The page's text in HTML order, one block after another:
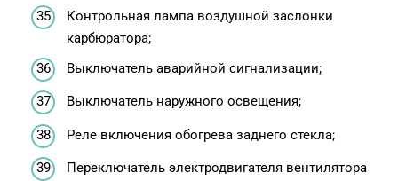
Контрольная лампа воздушной заслонки
карбюратора;
Выключатель аварийной сигнализации;
Выключатель наружного освещения;
Реле включения обогрева заднего стекла;
Переключатель электродвигателя вентилятора